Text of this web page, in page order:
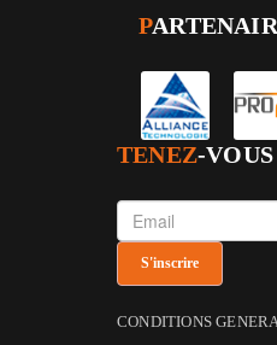
P
TENEZ-
CONDITIONS